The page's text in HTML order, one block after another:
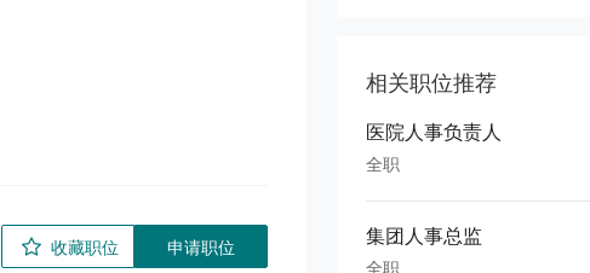
收藏职位 申请职位
相关职位推荐
医院人事负责人
全职
集团人事总监
全职